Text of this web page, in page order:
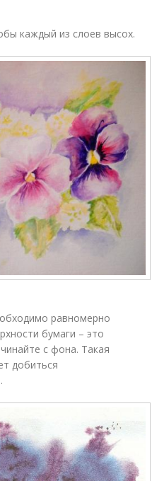
каждый из слоев высох.
равномерно
бумаги – это
с фона. Такая
добиться